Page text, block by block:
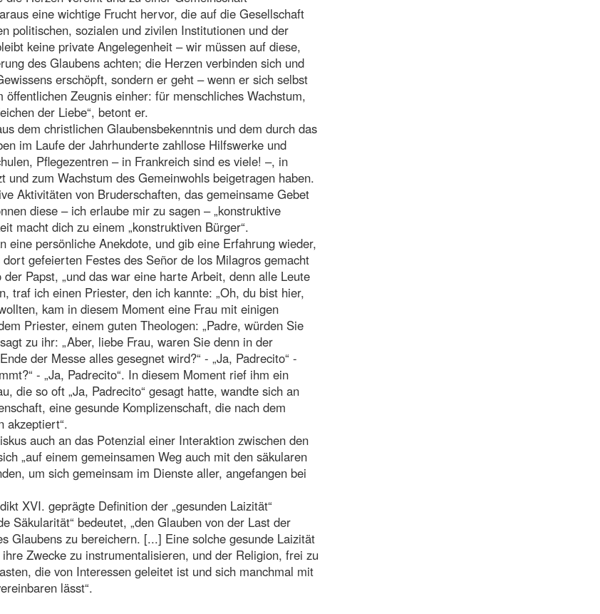
eine wichtige Frucht hervor, die auf die Gesellschaft
politischen, sozialen und zivilen Institutionen und der
keine private Angelegenheit – wir müssen auf diese,
des Glaubens achten; die Herzen verbinden sich und
erschöpft, sondern er geht – wenn er sich selbst
Zeugnis einher: für menschliches Wachstum,
der Liebe“, betont er.
dem christlichen Glaubensbekenntnis und dem durch das
im Laufe der Jahrhunderte zahllose Hilfswerke und
Pflegezentren – in Frankreich sind es viele! –, in
zum Wachstum des Gemeinwohls beigetragen haben.
Aktivitäten von Bruderschaften, das gemeinsame Gebet
diese – ich erlaube mir zu sagen – „konstruktive
macht dich zu einem „konstruktiven Bürger“.
eine persönliche Anekdote, und gib eine Erfahrung wieder,
gefeierten Festes des Señor de los Milagros gemacht
Papst, „und das war eine harte Arbeit, denn alle Leute
traf ich einen Priester, den ich kannte: „Oh, du bist hier,
kam in diesem Moment eine Frau mit einigen
Priester, einem guten Theologen: „Padre, würden Sie
zu ihr: „Aber, liebe Frau, waren Sie denn in der
der Messe alles gesegnet wird?“ - „Ja, Padrecito“ -
- „Ja, Padrecito“. In diesem Moment rief ihm ein
die so oft „Ja, Padrecito“ gesagt hatte, wandte sich an
eine gesunde Komplizenschaft, die nach dem
akzeptiert“.
auch an das Potenzial einer Interaktion zwischen den
„auf einem gemeinsamen Weg auch mit den säkularen
um sich gemeinsam im Dienste aller, angefangen bei
XVI. geprägte Definition der „gesunden Laizität“
Säkularität“ bedeutet, „den Glauben von der Last der
Glaubens zu bereichern. [...] Eine solche gesunde Laizität
Zwecke zu instrumentalisieren, und der Religion, frei zu
die von Interessen geleitet ist und sich manchmal mit
lässt“.